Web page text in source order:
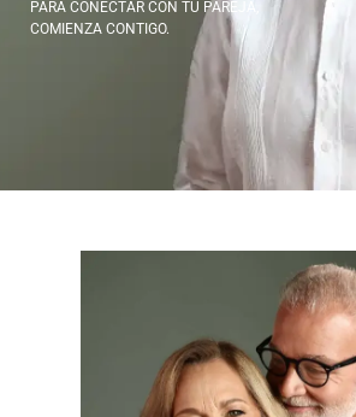
PARA CONECTAR CON TU PAREJA,
COMIENZA CONTIGO.